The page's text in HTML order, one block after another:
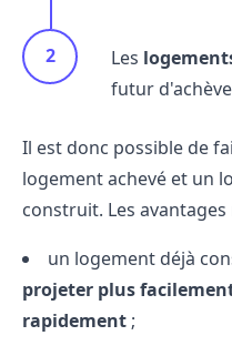
Les
futur
Il est donc possible de
logement achevé et un
construit. Les
un logement déjà
projeter plus
rapidement;